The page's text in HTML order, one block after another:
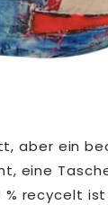
aber ein
eine
% recycelt